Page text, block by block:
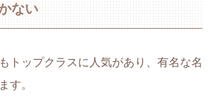
ない
トップクラスに人気があり、有名な名
す。